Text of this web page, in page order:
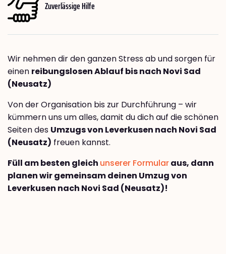
Zuverlässige Hilfe
Wir nehmen dir den ganzen Stress ab und sorgen für
einen reibungslosen Ablauf bis nach Novi Sad
(Neusatz)
Von der Organisation bis zur Durchführung – wir
kümmern uns um alles, damit du dich auf die schönen
Seiten des Umzugs von Leverkusen nach Novi Sad
(Neusatz) freuen kannst.
Füll am besten gleich unserer Formularaus, dann
planen wir gemeinsam deinen Umzug von
Leverkusen nach Novi Sad (Neusatz)!